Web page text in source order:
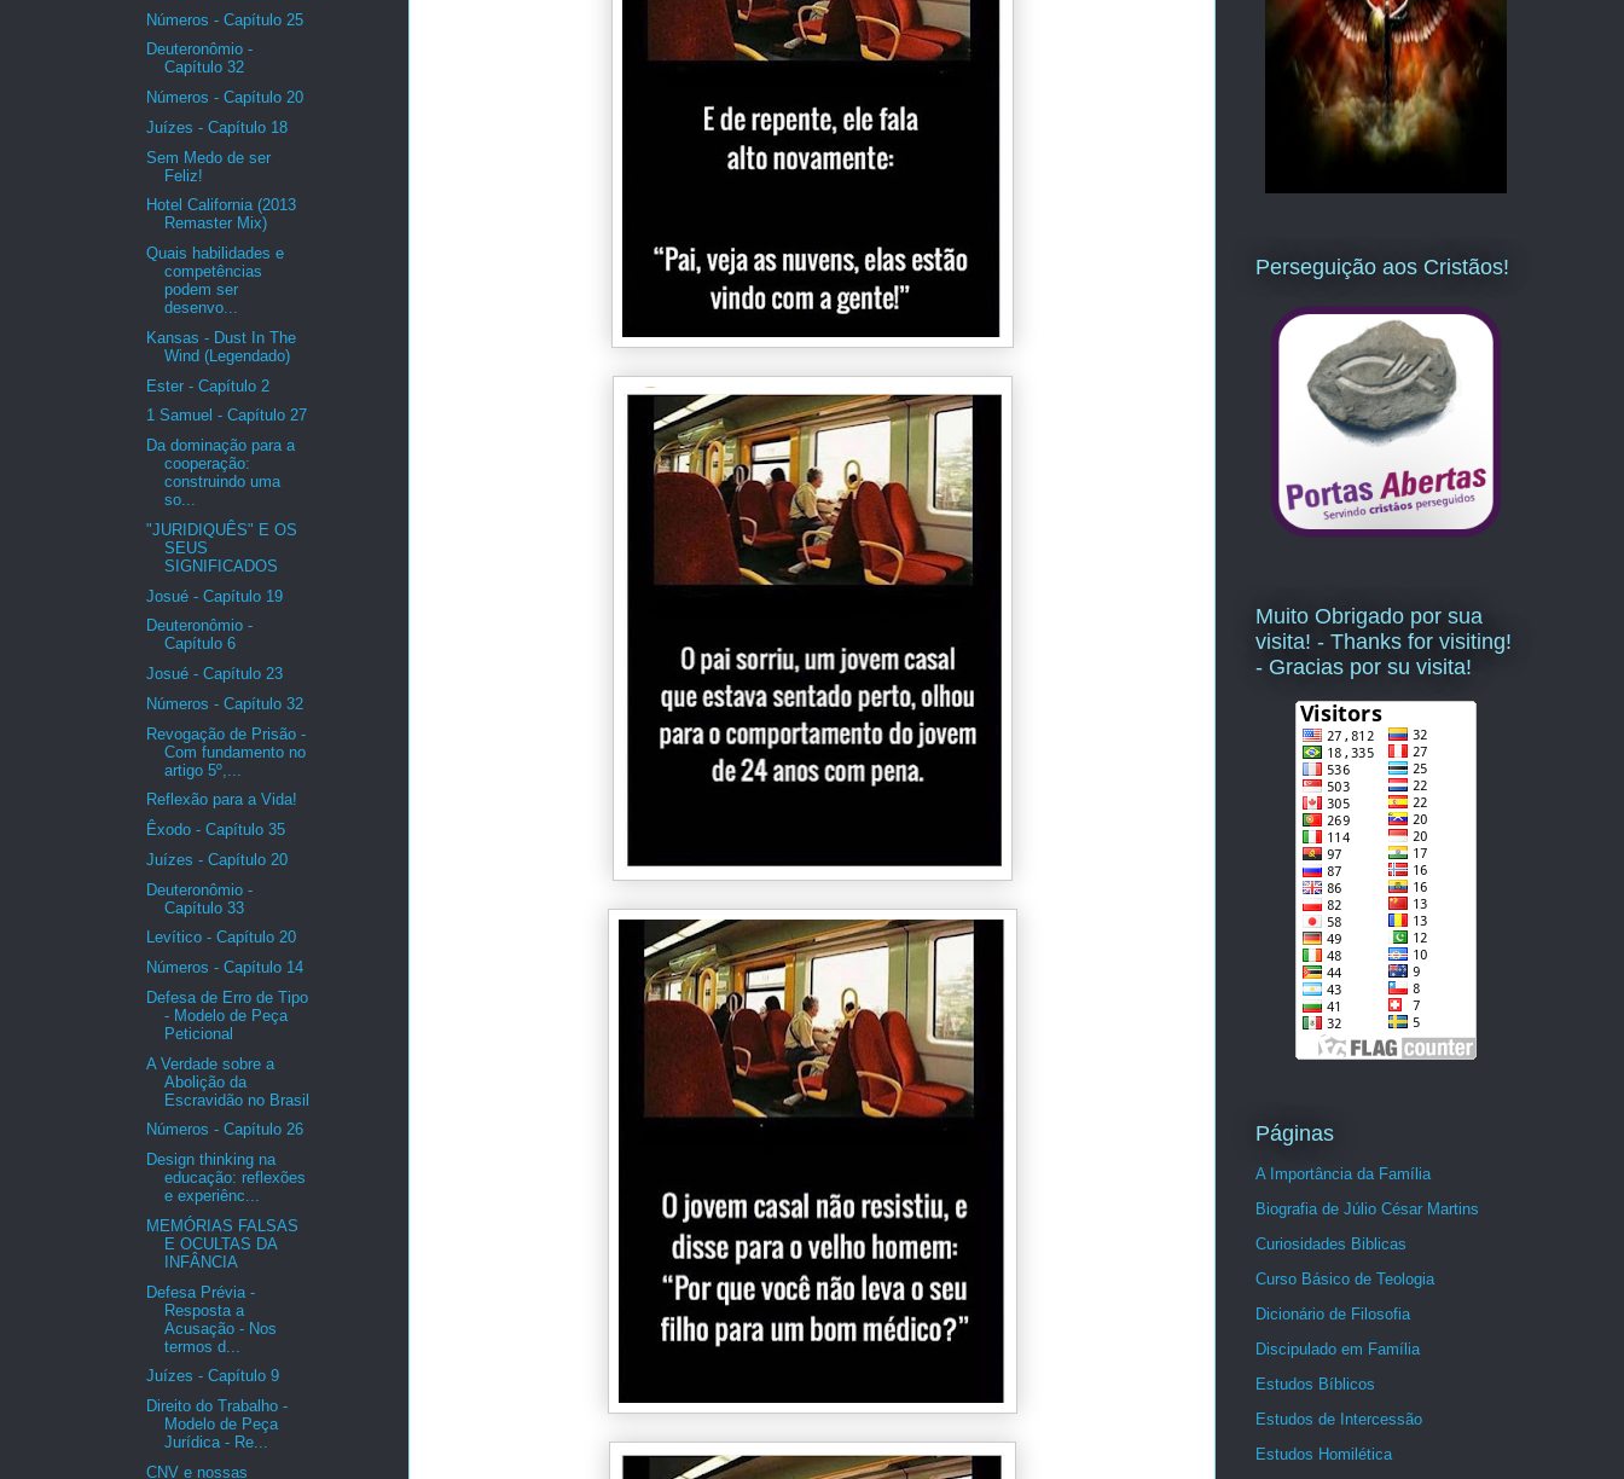
Números - Capítulo 25
Deuteronômio -
Capítulo 32
Números - Capítulo 20
Juízes - Capítulo 18
Sem Medo de ser
Feliz!
Hotel California (2013
Remaster Mix)
Quais habilidades e
competências
podem ser
desenvo...
Kansas - Dust In The
Wind (Legendado)
Ester - Capítulo 2
1 Samuel - Capítulo 27
Da dominação para a
cooperação:
construindo uma
so...
"JURIDIQUÊS" E OS
SEUS
SIGNIFICADOS
Josué - Capítulo 19
Deuteronômio -
Capítulo 6
Josué - Capítulo 23
Números - Capítulo 32
Revogação de Prisão -
Com fundamento no
artigo 5º,...
Reflexão para a Vida!
Êxodo - Capítulo 35
Juízes - Capítulo 20
Deuteronômio -
Capítulo 33
Levítico - Capítulo 20
Números - Capítulo 14
Defesa de Erro de Tipo
- Modelo de Peça
Peticional
A Verdade sobre a
Abolição da
Escravidão no Brasil
Números - Capítulo 26
Design thinking na
educação: reflexões
e experiênc...
MEMÓRIAS FALSAS
E OCULTAS DA
INFÂNCIA
Defesa Prévia -
Resposta a
Acusação - Nos
termos d...
Juízes - Capítulo 9
Direito do Trabalho -
Modelo de Peça
Jurídica - Re...
CNV e nossas
Perseguição aos Cristãos!
Muito Obrigado por sua
visita! - Thanks for visiting!
- Gracias por su visita!
Páginas
A Importância da Família
Biografia de Júlio César Martins
Curiosidades Biblicas
Curso Básico de Teologia
Dicionário de Filosofia
Discipulado em Família
Estudos Bíblicos
Estudos de Intercessão
Estudos Homilética